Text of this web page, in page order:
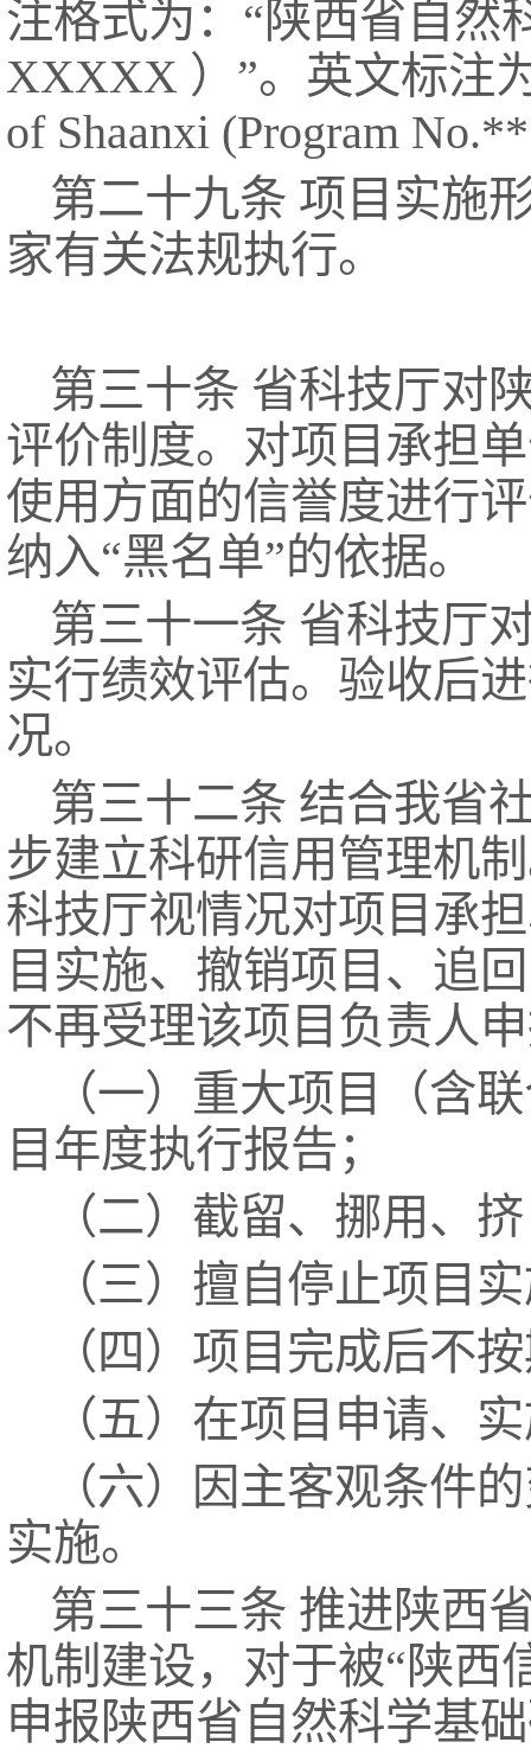
注格式为：“陕西省自然
XXXXX ）”。英文标注为
of Shaanxi (Program
第二十九条 项目实施
家有关法规执行。
第三十条 省科技厅对
评价制度。对项目承担
使用方面的信誉度进行
纳入“黑名单”的依据。
第三十一条 省科技厅
实行绩效评估。验收后
况。
第三十二条 结合我省
步建立科研信用管理机
科技厅视情况对项目承
目实施、撤销项目、追
不再受理该项目负责人
（一）重大项目（含
目年度执行报告；
（二）截留、挪用、
（三）擅自停止项目
（四）项目完成后不
（五）在项目申请、
（六）因主客观条件
实施。
第三十三条 推进陕西
机制建设，对于被“陕西
申报陕西省自然科学基